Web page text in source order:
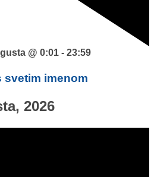
@ 0:01 - 23:59
svetim imenom
2026